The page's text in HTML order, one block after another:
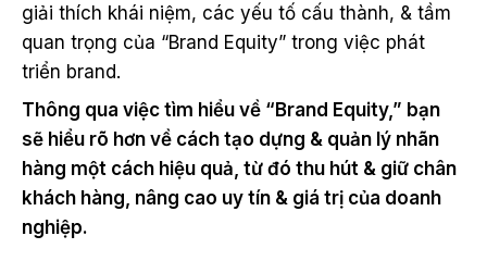
giải thích khái niệm, các yếu tố cấu thành, & tầm
quan trọng của “Brand Equity” trong việc phát
triển brand.
Thông qua việc tìm hiểu về “Brand Equity,” bạn
sẽ hiểu rõ hơn về cách tạo dựng & quản lý nhãn
hàng một cách hiệu quả, từ đó thu hút & giữ chân
khách hàng, nâng cao uy tín & giá trị của doanh
nghiệp.